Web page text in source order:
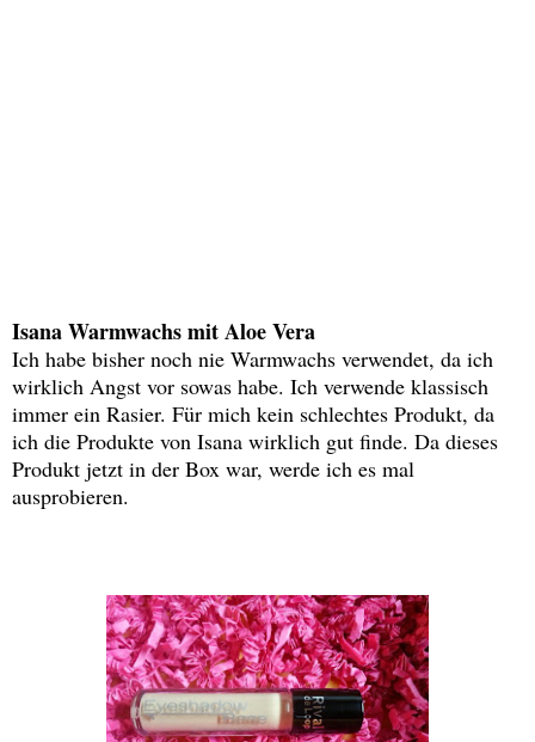
Isana Warmwachs mit Aloe Vera
Ich habe bisher noch nie Warmwachs verwendet, da ich
wirklich Angst vor sowas habe. Ich verwende klassisch
immer ein Rasier. Für mich kein schlechtes Produkt, da
ich die Produkte von Isana wirklich gut finde. Da dieses
Produkt jetzt in der Box war, werde ich es mal
ausprobieren.